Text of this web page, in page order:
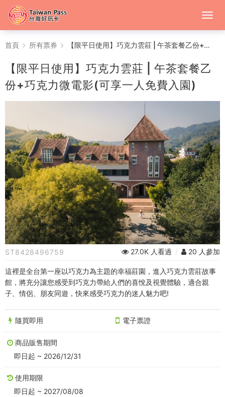
【限
平
日
使
用】
巧
克
力
雲
莊
|
午
茶
套
餐
乙
份
+巧
首頁 所有票券 【限平日使用】巧克力雲莊 | 午茶套餐乙份+巧克力微電影(可享一人免費入園)
【限平日使用】巧克力雲莊 | 午茶套餐乙
份+巧克力微電影(可享一人免費入園)
ST8428496759 27.0K 人看過 / 20 人參加
這裡是全台第一座以巧克力為主題的幸福莊園，進入巧克力雲莊故事
館，將充分讓您感受到巧克力帶給人們的喜悅及視覺體驗，適合親
子、情侶、朋友同遊，快來感受巧克力的迷人魅力吧!
隨買即用 電子票證
商品販售期間
即日起 ~ 2026/12/31
使用期限
即日起 ~ 2027/08/08